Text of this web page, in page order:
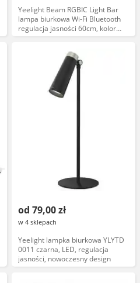
Yeelight Beam RGBIC Light Bar
lampa biurkowa Wi-Fi Bluetooth
regulacja jasności 60cm, kolor
RGBIC
od 79,00 zł
w 4 sklepach
Yeelight lampka biurkowa YLYTD
0011 czarna, LED, regulacja
jasności, nowoczesny design